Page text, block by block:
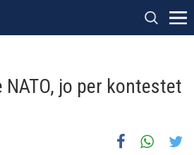
NATO, jo per kontestet